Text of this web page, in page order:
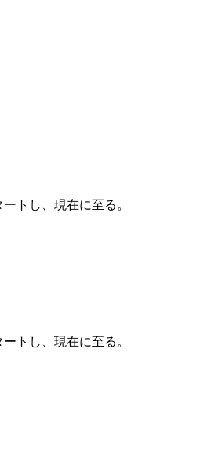
トし、現在に至る。
トし、現在に至る。